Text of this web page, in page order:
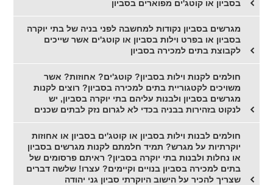
בסביון או קוטג'ים מפוארים בסביון
מגרשים בסביון נקודות למחשבה לפני בניה של בתי יוקרה
בסביון או בפרט וילות בסביון או קוטג'ים אשר שייכים
לקבוצת בתים למכירה בסביון
חולמים לקנות וילות בסביון? קוטג'ים? אחוזות? אשר
משויכים לקטגוריית בתים למכירה בסביון? רוצים לקנות
מגרשים בסביון ולבנות עליהם בתי יוקרה בסביון, יש
לנקוט בזהירות בבניה בכדי לא לגרום נזק לבתים שכנים
חולמים לבנות וילות בסביון או קוטג'ים בסביון או אחוזות
יוקרתיות על מגרש? תמיד חלמתם לקנות מגרשים בסביון
או נחלות ולבנות בתי יוקרה בסביון? ראיתם פרסומים של
בתים למכירה בסביון בנויים וקיימים? עצרו! שלשה דברים
שצריך להכיר על הישוב היוקרתי סביון גני יהודה